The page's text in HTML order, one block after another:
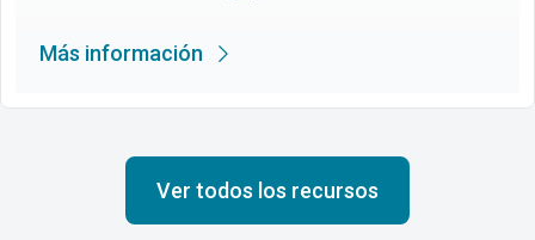
Más información
Ver todos los recursos